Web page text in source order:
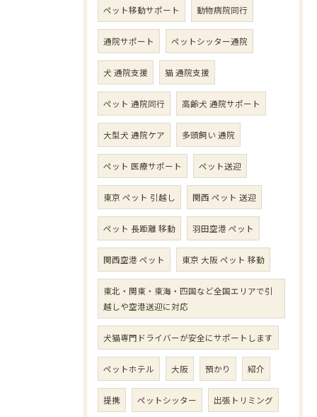
ペット移動サポート 動物病院同行
通院サポート ペットシッター通院
犬 通院支援 猫 通院支援
ペット 通院同行 高齢犬 通院サポート
大型犬 通院ケア 多頭飼い 通院
ペット 医療サポート ペット送迎
東京 ペット 引越し 関西 ペット 送迎
ペット 長距離 移動 羽田空港 ペット
関西空港 ペット 東京 大阪 ペット 移動
東北・関東・東海・四国など全国エリアで引
越しや空港送迎に対応
犬猫専門ドライバーが安全にサポートします
ペットホテル 大阪 預かり 紹介
提携 ペットシッター 出張トリミング